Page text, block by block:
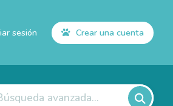
sesión Crear una cuenta
avanzada...